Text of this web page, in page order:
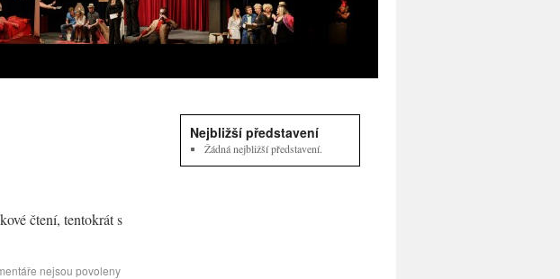
čtení, tentokrát s
nejsou povoleny
Nejbližší představení
Žádná nejbližší představení.